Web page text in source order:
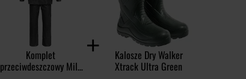
Komplet
przeciwdeszczowy Mil-
Kalosze Dry Walker
Xtrack Ultra Green